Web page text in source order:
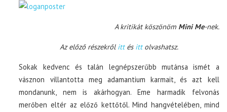
A kritikát köszönöm Mini Me-nek.
Az előző részekről ittés ittolvashatsz.
Sokak kedvenc és talán legnépszerűbb mutánsa ismét a
vásznon villantotta meg adamantium karmait, és azt kell
mondanunk, nem is akárhogyan. Eme harmadik felvonás
merőben eltér az előző kettőtől. Mind hangvételében, mind